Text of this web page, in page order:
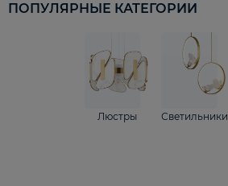
ПОПУЛЯРНЫЕ КАТЕГОРИИ
Люстры Светильники